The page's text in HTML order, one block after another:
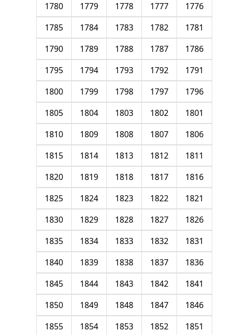
1776
1777
1778
1779
1780
1781
1782
1783
1784
1785
1786
1787
1788
1789
1790
1791
1792
1793
1794
1795
1796
1797
1798
1799
1800
1801
1802
1803
1804
1805
1806
1807
1808
1809
1810
1811
1812
1813
1814
1815
1816
1817
1818
1819
1820
1821
1822
1823
1824
1825
1826
1827
1828
1829
1830
1831
1832
1833
1834
1835
1836
1837
1838
1839
1840
1841
1842
1843
1844
1845
1846
1847
1848
1849
1850
1851
1852
1853
1854
1855